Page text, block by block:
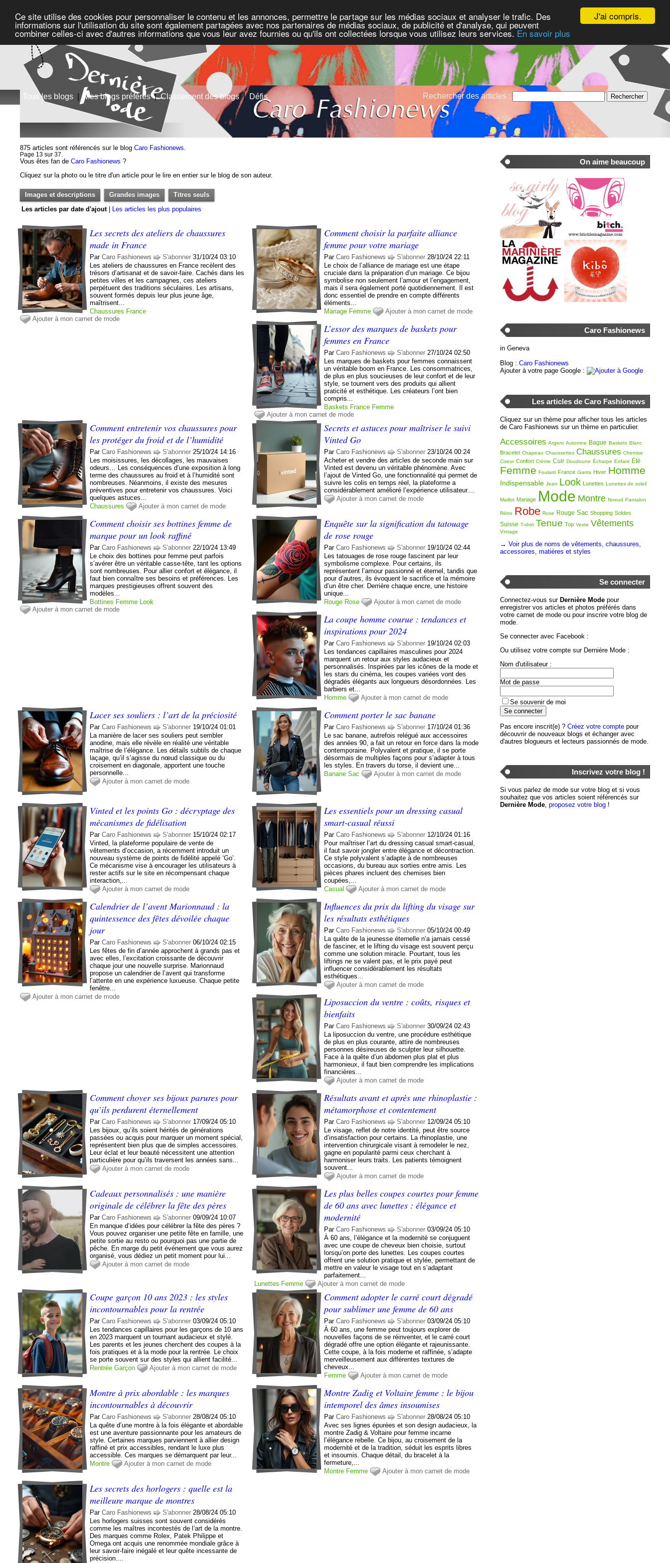
J'ai compris.
Ce site utilise des cookies pour personnaliser le contenu et les annonces, permettre le partage sur les médias sociaux et analyser le trafic. Des
informations sur l'utilisation du site sont également partagées avec nos partenaires de médias sociaux, de publicité et d'analyse, qui peuvent
combiner celles-ci avec d'autres informations que vous leur avez fournies ou qu'ils ont collectées lorsque vous utilisez leurs services. En savoir plus
Tous les blogs | Mes blogs préférés|Classement des blogs| Défis Rechercher des articles :
875 articles sont référencés sur le blogCaro Fashionews
Page 13 sur 37.
Vous êtes fan deCaro Fashionews ?
Cliquez sur la photo ou le titre d'un article pour le lire en entier sur le blog de son auteur.
Images et descriptions Grandes images
Titres seuls
Les articles par date d'ajout| Les articles les plus populaires
Les secrets des ateliers de chaussures
made in France
ParCaro Fashionews S'abonner 31/10/24 03:10
Les ateliers de chaussures en France recèlent des
trésors d’artisanat et de savoir-faire. Cachés dans les
petites villes et les campagnes, ces ateliers
perpétuent des traditions séculaires. Les artisans,
souvent formés depuis leur plus jeune âge,
maîtrisent...
Chaussures France
Ajouter à mon carnet de mode
Comment choisir la parfaite alliance
femme pour votre mariage
ParCaro Fashionews S'abonner 28/10/24 22:11
Le choix de l’alliance de mariage est une étape
cruciale dans la préparation d’un mariage. Ce bijou
symbolise non seulement l’amour et l’engagement,
mais il sera également porté quotidiennement. Il est
donc essentiel de prendre en compte différents
éléments...
Mariage Femme Ajouter à mon carnet de mode
L’essor des marques de baskets pour
femmes en France
ParCaro Fashionews S'abonner 27/10/24 02:50
Les marques de baskets pour femmes connaissent
un véritable boom en France. Les consommatrices,
de plus en plus soucieuses de leur confort et de leur
style, se tournent vers des produits qui allient
praticité et esthétique. Les créateurs l’ont bien
compris...
Baskets France Femme
Ajouter à mon carnet de mode
Comment entretenir vos chaussures pour
les protéger du froid et de l’humidité
ParCaro Fashionews S'abonner 25/10/24 14:16
Les moisissures, les décollages, les mauvaises
odeurs… Les conséquences d’une exposition à long
terme des chaussures au froid et à l’humidité sont
nombreuses. Néanmoins, il existe des mesures
préventives pour entretenir vos chaussures. Voici
quelques astuces...
Chaussures
Ajouter à mon carnet de mode
Secrets et astuces pour maîtriser le suivi
Vinted Go
ParCaro Fashionews S'abonner 23/10/24 00:24
Acheter et vendre des articles de seconde main sur
Vinted est devenu un véritable phénomène. Avec
l’ajout de Vinted Go, une fonctionnalité qui permet de
suivre les colis en temps réel, la plateforme a
considérablement amélioré l’expérience utilisateur....
Ajouter à mon carnet de mode
Comment choisir ses bottines femme de
marque pour un look raffiné
ParCaro Fashionews S'abonner 22/10/24 13:49
Le choix des bottines pour femme peut parfois
s’avérer être un véritable casse-tête, tant les options
sont nombreuses. Pour allier confort et élégance, il
faut bien connaître ses besoins et préférences. Les
marques prestigieuses offrent souvent des
modèles...
Bottines Femme Look
Ajouter à mon carnet de mode
Enquête sur la signification du tatouage
de rose rouge
ParCaro Fashionews S'abonner 19/10/24 02:44
Les tatouages de rose rouge fascinent par leur
symbolisme complexe. Pour certains, ils
représentent l’amour passionné et éternel, tandis que
pour d’autres, ils évoquent le sacrifice et la mémoire
d’un être cher. Derrière chaque encre, une histoire
unique...
Rouge Rose Ajouter à mon carnet de mode
La coupe homme courue : tendances et
inspirations pour 2024
ParCaro Fashionews S'abonner 19/10/24 02:03
Les tendances capillaires masculines pour 2024
marquent un retour aux styles audacieux et
personnalisés. Inspirées par les icônes de la mode et
les stars du cinéma, les coupes variées vont des
dégradés élégants aux longueurs désordonnées. Les
barbiers et...
Homme
Ajouter à mon carnet de mode
Lacer ses souliers : l’art de la préciosité
ParCaro Fashionews S'abonner 19/10/24 01:01
La manière de lacer ses souliers peut sembler
anodine, mais elle révèle en réalité une véritable
maîtrise de l’élégance. Les détails subtils de chaque
laçage, qu’il s’agisse du nœud classique ou du
croisement en diagonale, apportent une touche
personnelle...
Ajouter à mon carnet de mode
Comment porter le sac banane
ParCaro Fashionews S'abonner 17/10/24 01:36
Le sac banane, autrefois relégué aux accessoires
des années 90, a fait un retour en force dans la mode
contemporaine. Polyvalent et pratique, il se porte
désormais de multiples façons pour s’adapter à tous
les styles. En travers du torse, il devient une...
Banane Sac Ajouter à mon carnet de mode
Vinted et les points Go : décryptage des
mécanismes de fidélisation
ParCaro Fashionews S'abonner 15/10/24 02:17
Vinted, la plateforme populaire de vente de
vêtements d’occasion, a récemment introduit un
nouveau système de points de fidélité appelé ‘Go’.
Ce mécanisme vise à encourager les utilisateurs à
rester actifs sur le site en récompensant chaque
interaction,...
Ajouter à mon carnet de mode
Les essentiels pour un dressing casual
smart-casual réussi
ParCaro Fashionews S'abonner 12/10/24 01:16
Pour maîtriser l’art du dressing casual smart-casual,
il faut savoir jongler entre élégance et décontraction.
Ce style polyvalent s’adapte à de nombreuses
occasions, du bureau aux sorties entre amis. Les
pièces phares incluent des chemises bien
coupées,...
Casual
Ajouter à mon carnet de mode
Calendrier de l’avent Marionnaud : la
quintessence des fêtes dévoilée chaque
jour
ParCaro Fashionews S'abonner 06/10/24 02:15
Les fêtes de fin d’année approchent à grands pas et
avec elles, l’excitation croissante de découvrir
chaque jour une nouvelle surprise. Marionnaud
propose un calendrier de l’avent qui transforme
l’attente en une expérience luxueuse. Chaque petite
fenêtre...
Ajouter à mon carnet de mode
Influences du prix du lifting du visage sur
les résultats esthétiques
ParCaro Fashionews S'abonner 05/10/24 00:49
La quête de la jeunesse éternelle n’a jamais cessé
de fasciner, et le lifting du visage est souvent perçu
comme une solution miracle. Pourtant, tous les
liftings ne se valent pas, et le prix payé peut
influencer considérablement les résultats
esthétiques...
Ajouter à mon carnet de mode
Liposuccion du ventre : coûts, risques et
bienfaits
ParCaro Fashionews S'abonner 30/09/24 02:43
La liposuccion du ventre, une procédure esthétique
de plus en plus courante, attire de nombreuses
personnes désireuses de sculpter leur silhouette.
Face à la quête d’un abdomen plus plat et plus
harmonieux, il faut bien comprendre les implications
financières...
Ajouter à mon carnet de mode
Comment choyer ses bijoux parures pour
qu’ils perdurent éternellement
ParCaro Fashionews S'abonner 17/09/24 05:10
Les bijoux, qu’ils soient hérités de générations
passées ou acquis pour marquer un moment spécial,
représentent bien plus que de simples accessoires.
Leur éclat et leur beauté nécessitent une attention
particulière pour qu’ils traversent les années sans...
Ajouter à mon carnet de mode
Résultats avant et après une rhinoplastie :
métamorphose et contentement
ParCaro Fashionews S'abonner 12/09/24 05:10
Le visage, reflet de notre identité, peut être source
d’insatisfaction pour certains. La rhinoplastie, une
intervention chirurgicale visant à remodeler le nez,
gagne en popularité parmi ceux cherchant à
harmoniser leurs traits. Les patients témoignent
souvent...
Ajouter à mon carnet de mode
Cadeaux personnalisés : une manière
originale de célébrer la fête des pères
ParCaro Fashionews S'abonner 09/09/24 10:07
En manque d’idées pour célébrer la fête des pères ?
Vous pouvez organiser une petite fête en famille, une
petite sortie au resto ou pourquoi pas une partie de
pêche. En marge du petit événement que vous aurez
organisé, vous dédiez un petit moment pour lui...
Ajouter à mon carnet de mode
Les plus belles coupes courtes pour femme
de 60 ans avec lunettes : élégance et
modernité
ParCaro Fashionews S'abonner 03/09/24 05:10
À 60 ans, l’élégance et la modernité se conjuguent
avec une coupe de cheveux bien choisie, surtout
lorsqu’on porte des lunettes. Les coupes courtes
offrent une solution pratique et stylée, permettant de
mettre en valeur le visage tout en s’adaptant
parfaitement...
Lunettes Femme Ajouter à mon carnet de mode
Coupe garçon 10 ans 2023 : les styles
incontournables pour la rentrée
ParCaro Fashionews S'abonner 03/09/24 05:10
Les tendances capillaires pour les garçons de 10 ans
en 2023 marquent un tournant audacieux et stylé.
Les parents et les jeunes cherchent des coupes à la
fois pratiques et à la mode pour la rentrée. Le choix
se porte souvent sur des styles qui allient facilité...
Rentrée Garçon Ajouter à mon carnet de mode
Comment adopter le carré court dégradé
pour sublimer une femme de 60 ans
ParCaro Fashionews S'abonner 03/09/24 05:10
À 60 ans, une femme peut toujours explorer de
nouvelles façons de se réinventer, et le carré court
dégradé offre une option élégante et rajeunissante.
Cette coupe, à la fois moderne et raffinée, s’adapte
merveilleusement aux différentes textures de
cheveux...
Femme
Ajouter à mon carnet de mode
Montre à prix abordable : les marques
incontournables à découvrir
ParCaro Fashionews S'abonner 28/08/24 05:10
La quête d’une montre à la fois élégante et abordable
est une aventure passionnante pour les amateurs de
style. Certaines marques parviennent à allier design
raffiné et prix accessibles, rendant le luxe plus
accessible. Ces marques se démarquent par leur...
Montre
Ajouter à mon carnet de mode
Montre Zadig et Voltaire femme : le bijou
intemporel des âmes insoumises
ParCaro Fashionews S'abonner 28/08/24 05:10
Avec ses lignes épurées et son design audacieux, la
montre Zadig & Voltaire pour femme incarne
l’élégance rebelle. Ce bijou, au croisement de la
modernité et de la tradition, séduit les esprits libres
et insoumis. Chaque détail, du bracelet à la
fermeture,...
Montre Femme Ajouter à mon carnet de mode
Les secrets des horlogers : quelle est la
meilleure marque de montres
ParCaro Fashionews S'abonner 28/08/24 05:10
Les horlogers suisses sont souvent considérés
comme les maîtres incontestés de l’art de la montre.
Des marques comme Rolex, Patek Philippe et
Omega ont acquis une renommée mondiale grâce à
leur savoir-faire inégalé et leur quête incessante de
précision....
On aime beaucoup
Caro Fashionews
in Geneva
Blog : Caro Fashionews
Ajouter à votre page Google :
Les articles de Caro Fashionews
Cliquez sur un thème pour afficher tous les articles
de Caro Fashionews sur un thème en particulier.
Accessoires Argent Automne Bague Baskets Blanc
Bracelet Chapeau Chaussettes Chaussures Chemise
Coeur Confort Crème Cuir Doudoune Écharpe Enfant Été
Femme Foulard France Gants Hiver Homme
Indispensable Jean Look Lunettes Lunettes de soleil
Maillot Mariage Mode Montre Noeud Pantalon
Rétro Robe Rose Rouge Sac Shopping Soldes
Suisse T-shirt Tenue Top Veste Vêtements
Vintage
→ Voir plus de noms de vêtements, chaussures,
accessoires, matières et styles
Se connecter
Connectez-vous sur Dernière Modepour
enregistrer vos articles et photos préférés dans
votre carnet de mode ou pour inscrire votre blog de
mode.
Se connecter avec Facebook :
Ou utilisez votre compte sur Dernière Mode :
Nom d'utilisateur :
Mot de passe
Se souvenir de moi
Pas encore inscrit(e) ? Créez votre comptepour
découvrir de nouveaux blogs et échanger avec
d'autres blogueurs et lecteurs passionnés de mode.
Inscrivez votre blog !
Si vous parlez de mode sur votre blog et si vous
souhaitez que vos articles soient référencés sur
Dernière Mode, proposez votre blog!